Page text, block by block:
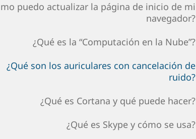
puedo actualizar la página de inicio de mi
navegador?
¿Qué es la “Computación en la Nube”?
¿Qué son los auriculares con cancelación de
ruido?
¿Qué es Cortana y qué puede hacer?
¿Qué es Skype y cómo se usa?